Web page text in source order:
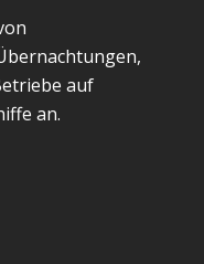
auf
an.